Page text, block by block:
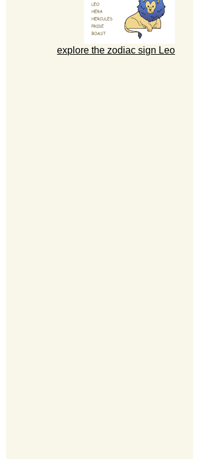
explore the zodiac sign Leo